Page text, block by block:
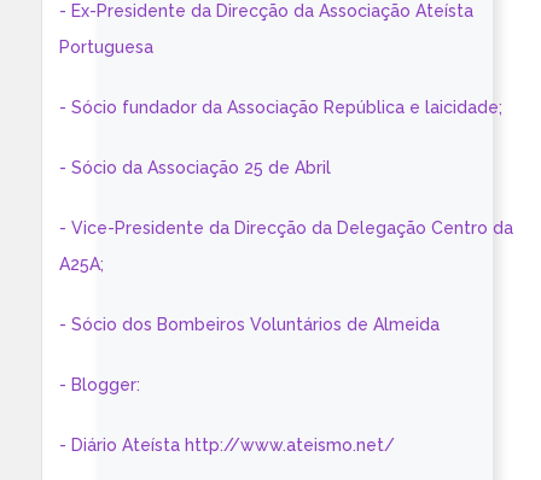
- Ex-Presidente da Direcção da Associação Ateísta
Portuguesa
- Sócio fundador da Associação República e laicidade;
- Sócio da Associação 25 de Abril
- Vice-Presidente da Direcção da Delegação Centro da
A25A;
- Sócio dos Bombeiros Voluntários de Almeida
- Blogger:
- Diário Ateísta http://www.ateismo.net/